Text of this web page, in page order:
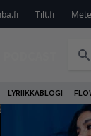
Tilt.fi
LYRIIKKABLOGI